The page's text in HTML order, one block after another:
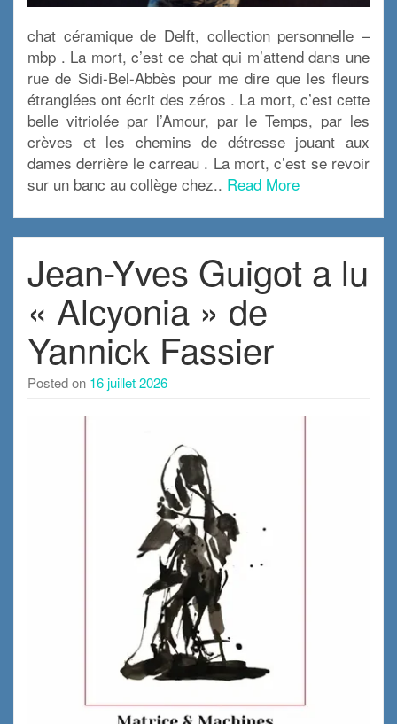
chat céramique de Delft, collection personnelle –
mbp . La mort, c’est ce chat qui m’attend dans une
rue de Sidi-Bel-Abbès pour me dire que les fleurs
étranglées ont écrit des zéros . La mort, c’est cette
belle vitriolée par l’Amour, par le Temps, par les
crèves et les chemins de détresse jouant aux
dames derrière le carreau . La mort, c’est se revoir
sur un banc au collège chez.. Read More
Jean-Yves Guigot a lu
« Alcyonia » de
Yannick Fassier
Posted on 16 juillet 2026